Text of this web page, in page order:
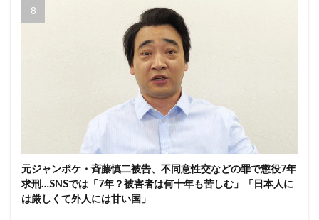
元ジャンポケ・斉藤慎二被告、不同意性交などの罪で懲役7年
求刑…SNSでは「7年？被害者は何十年も苦しむ」「日本人に
は厳しくて外人には甘い国」